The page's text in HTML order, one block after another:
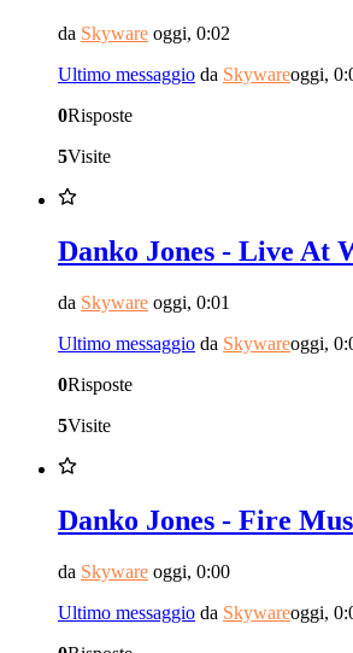
da Skyware oggi, 0:02
Ultimo messaggio da Skywareoggi,
0Risposte
5Visite
Danko Jones - Live At
da Skyware oggi, 0:01
Ultimo messaggio da Skywareoggi,
0Risposte
5Visite
Danko Jones - Fire
da Skyware oggi, 0:00
Ultimo messaggio da Skywareoggi,